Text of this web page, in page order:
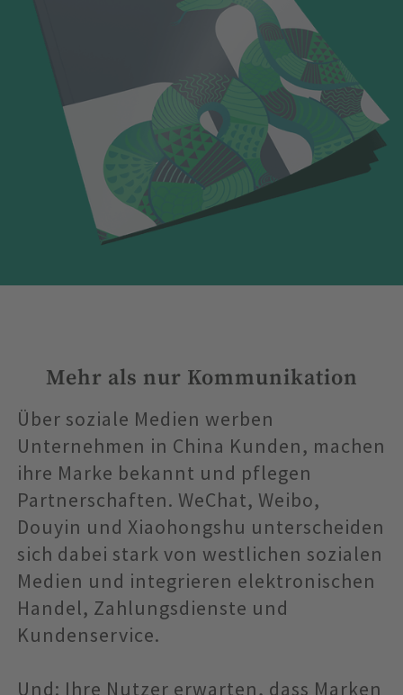
Mehr als nur Kommunikation
Über soziale Medien werben
Unternehmen in China Kunden, machen
ihre Marke bekannt und pflegen
Partnerschaften. WeChat, Weibo,
Douyin und Xiaohongshu unterscheiden
sich dabei stark von westlichen sozialen
Medien und integrieren elektronischen
Handel, Zahlungsdienste und
Kundenservice.
Und: Ihre Nutzer erwarten, dass Marken